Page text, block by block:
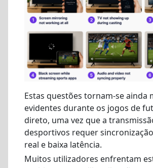
Estas questões tornam-se ainda
evidentes durante os jogos de
direto, uma vez que a
desportivos requer
real e baixa latência.
Muitos utilizadores enfrentam